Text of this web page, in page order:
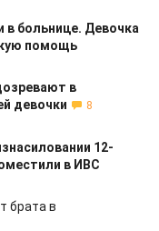
в больнице. Девочка
помощь
в
девочки
8
12-
в ИВС
брата в